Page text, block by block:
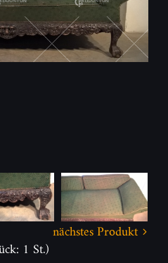
nächstes Produkt
1 St.)